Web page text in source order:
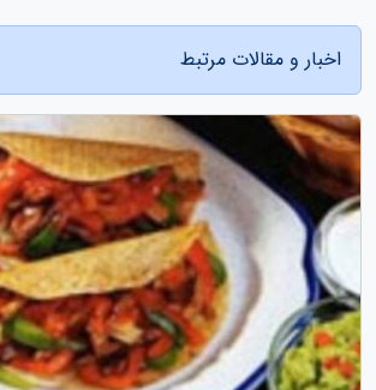
اخبار و مقالات مرتبط